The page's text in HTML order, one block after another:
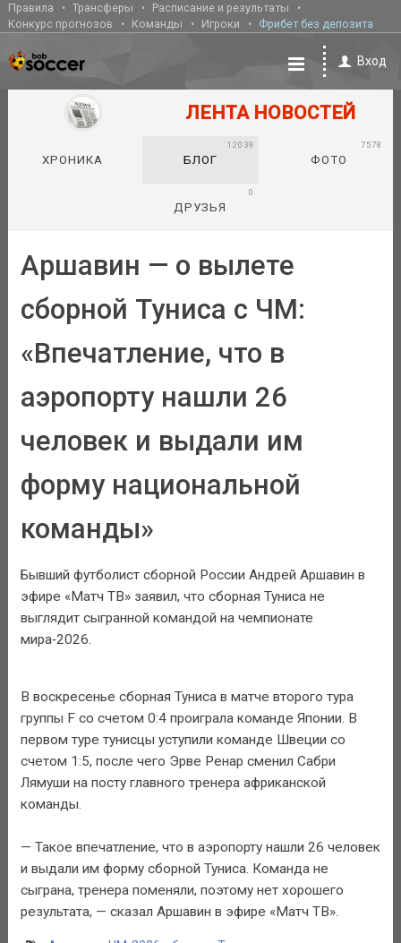
Правила Трансферы
Расписание и результаты
Конкурс прогнозов
Команды Игроки Фрибет без депозита
Вход
ЛЕНТА НОВОСТЕЙ
ХРОНИКА БЛОГ
12039
ФОТО
7578
ДРУЗЬЯ
0
Аршавин — о вылете
сборной Туниса с ЧМ:
«Впечатление, что в
аэропорту нашли 26
человек и выдали им
форму национальной
команды»
Бывший футболист сборной России Андрей Аршавин в
эфире «Матч ТВ» заявил, что сборная Туниса не
выглядит сыгранной командой на чемпионате
мира‑2026.
В воскресенье сборная Туниса в матче второго тура
группы F со счетом 0:4 проиграла команде Японии. В
первом туре тунисцы уступили команде Швеции со
счетом 1:5, после чего Эрве Ренар сменил Сабри
Лямуши на посту главного тренера африканской
команды.
— Такое впечатление, что в аэропорту нашли 26 человек
и выдали им форму сборной Туниса. Команда не
сыграна, тренера поменяли, поэтому нет хорошего
результата, — сказал Аршавин в эфире «Матч ТВ».